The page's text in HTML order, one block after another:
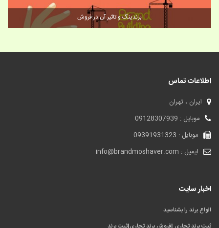
برندینگ و تاثیر آن در فروش
اطلاعات تماس
ایران ، تهران
موبایل : 09128307939
موبایل : 09391931323
ایمیل : info@brandmoshaver.com
اخبار سایت
انواع برند را بشناسید